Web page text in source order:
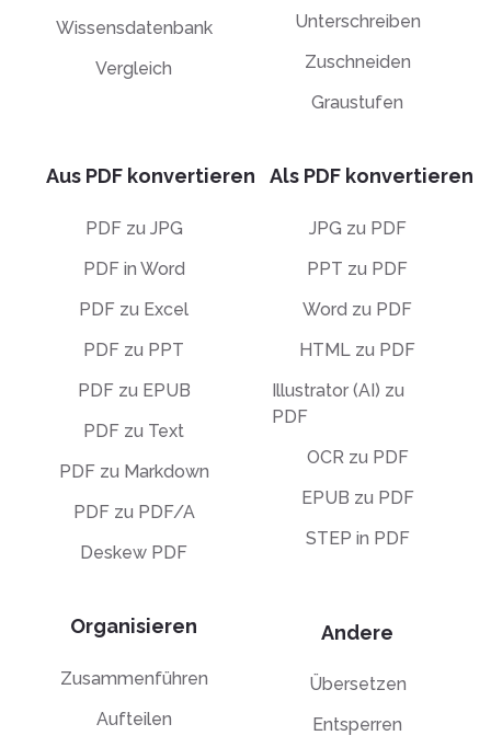
Wissensdatenbank
Vergleich
Unterschreiben
Zuschneiden
Graustufen
Aus PDF konvertieren
PDF zu JPG
PDF in Word
PDF zu Excel
PDF zu PPT
PDF zu EPUB
PDF zu Text
PDF zu Markdown
PDF zu PDF/A
Deskew PDF
Organisieren
Zusammenführen
Aufteilen
Als PDF konvertieren
JPG zu PDF
PPT zu PDF
Word zu PDF
HTML zu PDF
Illustrator (AI) zu
PDF
OCR zu PDF
EPUB zu PDF
STEP in PDF
Andere
Übersetzen
Entsperren